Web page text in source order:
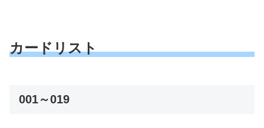
カードリスト
001～019